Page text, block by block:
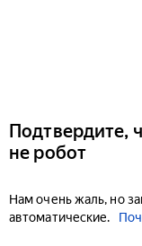
Подтвердите,
не робот
Нам очень жаль, но
автоматические.